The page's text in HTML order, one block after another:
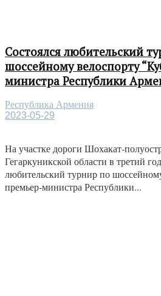
Состоялся любительский
шоссейному велоспорту
министра Республики
Республика Армения
2023-05-29
На участке дороги Шохакат-
Гегаркуникской области в третий
любительский турнир по
премьер-министра Республики...